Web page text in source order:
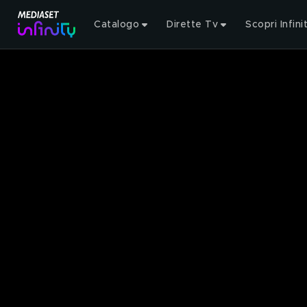
Catalogo Dirette Tv Scopri